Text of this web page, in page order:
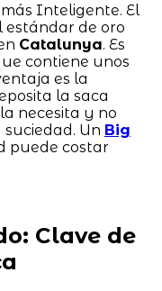
Inteligente. El
estándar de oro
Catalunya. Es
contiene unos
es la
la saca
necesita y no
Un Big
puede costar
Clave de